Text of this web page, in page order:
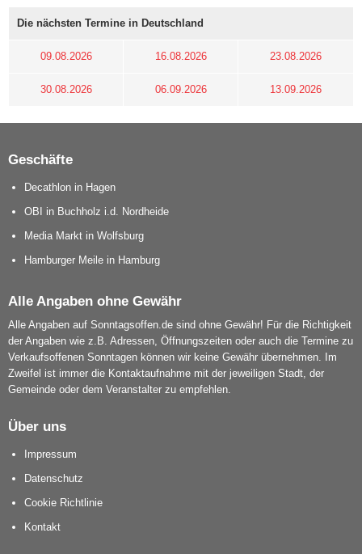
Die nächsten Termine in Deutschland
09.08.2026 16.08.2026 23.08.2026
30.08.2026 06.09.2026 13.09.2026
Geschäfte
Decathlon in Hagen
OBI in Buchholz i.d. Nordheide
Media Markt in Wolfsburg
Hamburger Meile in Hamburg
Alle Angaben ohne Gewähr
Alle Angaben auf Sonntagsoffen.de sind ohne Gewähr! Für die Richtigkeit
der Angaben wie z.B. Adressen, Öffnungszeiten oder auch die Termine zu
Verkaufsoffenen Sonntagen können wir keine Gewähr übernehmen. Im
Zweifel ist immer die Kontaktaufnahme mit der jeweiligen Stadt, der
Gemeinde oder dem Veranstalter zu empfehlen.
Über uns
Impressum
Datenschutz
Cookie Richtlinie
Kontakt